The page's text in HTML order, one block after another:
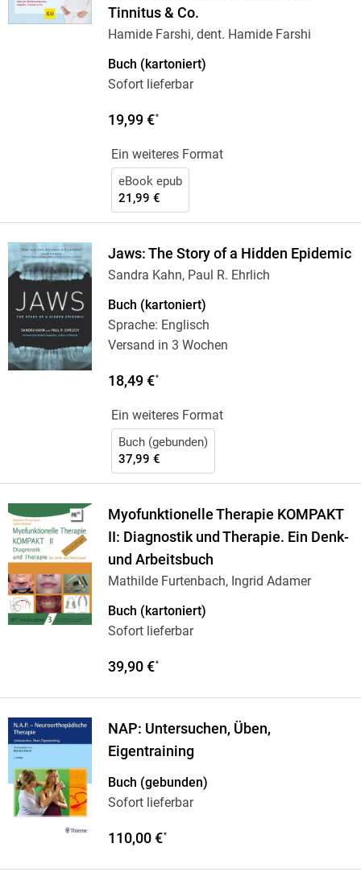
Tinnitus & Co.
Hamide Farshi, dent. Hamide Farshi
Buch (kartoniert)
Sofort lieferbar
19,99 €*
Ein weiteres Format
eBook epub
21,99 €
Jaws: The Story of a Hidden Epidemic
Sandra Kahn, Paul R. Ehrlich
Buch (kartoniert)
Sprache: Englisch
Versand in 3 Wochen
18,49 €*
Ein weiteres Format
Buch (gebunden)
37,99 €
Myofunktionelle Therapie KOMPAKT
II: Diagnostik und Therapie. Ein Denk-
und Arbeitsbuch
Mathilde Furtenbach, Ingrid Adamer
Buch (kartoniert)
Sofort lieferbar
39,90 €*
NAP: Untersuchen, Üben,
Eigentraining
Buch (gebunden)
Sofort lieferbar
110,00 €*